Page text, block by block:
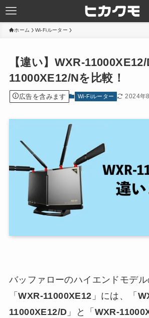
ホーム Wi-Fiルーター
【違い】WXR-
11000XE12/Nを比較！
広告を含みます Wi-Fiルーター 2024年
バッファローのハイエンドモデ
「WXR-11000XE12 」には、「
11000XE12/D 」と「 WXR-